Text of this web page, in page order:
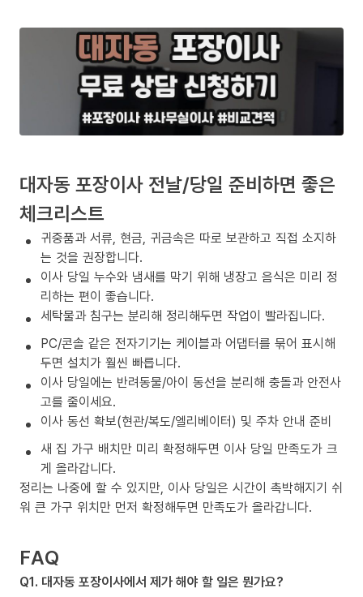
대자동 포장이사 전날/당일 준비하면 좋은
체크리스트
귀중품과 서류, 현금, 귀금속은 따로 보관하고 직접 소지하
는 것을 권장합니다.
이사 당일 누수와 냄새를 막기 위해 냉장고 음식은 미리 정
리하는 편이 좋습니다.
세탁물과 침구는 분리해 정리해두면 작업이 빨라집니다.
PC/콘솔 같은 전자기기는 케이블과 어댑터를 묶어 표시해
두면 설치가 훨씬 빠릅니다.
이사 당일에는 반려동물/아이 동선을 분리해 충돌과 안전사
고를 줄이세요.
이사 동선 확보(현관/복도/엘리베이터) 및 주차 안내 준비
새 집 가구 배치만 미리 확정해두면 이사 당일 만족도가 크
게 올라갑니다.
정리는 나중에 할 수 있지만, 이사 당일은 시간이 촉박해지기 쉬
워 큰 가구 위치만 먼저 확정해두면 만족도가 올라갑니다.
FAQ
Q1. 대자동 포장이사에서 제가 해야 할 일은 뭔가요?